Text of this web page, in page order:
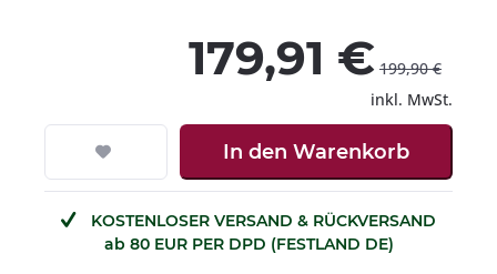
179,91 € 199,90 €
inkl. MwSt.
In den Warenkorb
KOSTENLOSER VERSAND & RÜCKVERSAND
ab 80 EUR PER DPD (FESTLAND DE)